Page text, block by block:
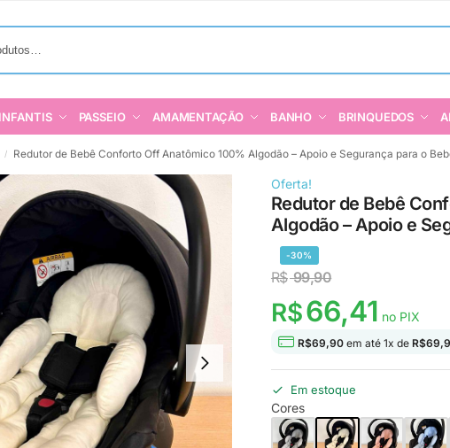
PASSEIO AMAMENTAÇÃO BANHO BRINQUEDOS
/ Redutor de Bebê Conforto Off Anatômico 100% Algodão – Apoio e Segurança para o
Oferta!
Redutor de Bebê
Algodão – Apoio e
-30%
R$99,90
R$66,41 no PIX
R$69,90em até 1x de R$
Em estoque
Cores